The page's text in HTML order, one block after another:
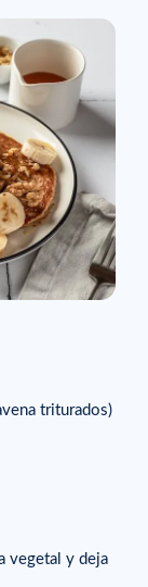
triturados)
vegetal y deja